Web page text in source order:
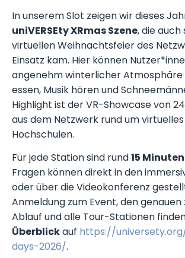
In unserem Slot zeigen wir dieses
uniVERSEty XRmas Szene, die
virtuellen Weihnachtsfeier des
Einsatz kam. Hier können
angenehm winterlicher Atmosphäre
essen, Musik hören und
Highlight ist der VR-Showcase von
aus dem Netzwerk rund um
Hochschulen.
Für jede Station sind rund15 Minuten
Fragen können direkt in den
oder über die Videokonferenz
Anmeldung zum Event, den
Ablauf und alle Tour-Stationen
Überblickauf https://
days-2026/.